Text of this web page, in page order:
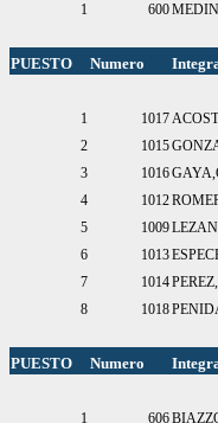
1 600
PUESTO Numero
1 1017
2
1015
3
1016
4
1012
5
1009
6
1013
7
1014
8
1018
PUESTO Numero
1 606